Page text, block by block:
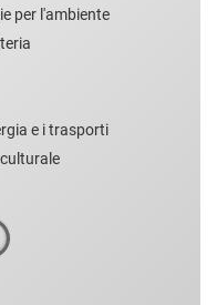
per l'ambiente
e i trasporti